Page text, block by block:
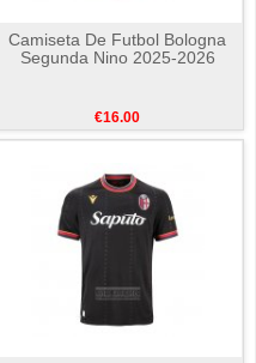
Camiseta De Futbol Bologna
Segunda Nino 2025-2026
€16.00